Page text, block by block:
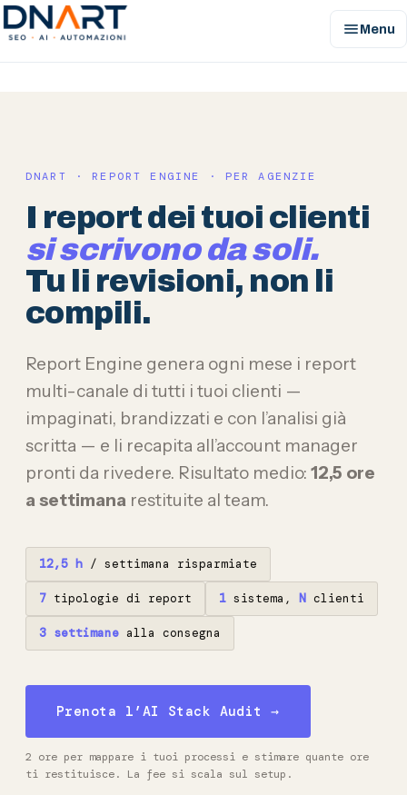
DNArt menuMenu
DNART · REPORT ENGINE · PER AGENZIE
I report dei tuoi clienti
si scrivono da soli.
Tu li revisioni, non li
compili.
Report Engine genera ogni mese i report
multi-canale di tutti i tuoi clienti —
impaginati, brandizzati e con l’analisi già
scritta — e li recapita all’account manager
pronti da rivedere. Risultato medio: 12,5 ore
a settimana restituite al team.
12,5 h / settimana risparmiate
7 tipologie di report 1 sistema, N clienti
3 settimane alla consegna
Prenota l’AI Stack Audit →
2 ore per mappare i tuoi processi e stimare quante ore
ti restituisce. La fee si scala sul setup.